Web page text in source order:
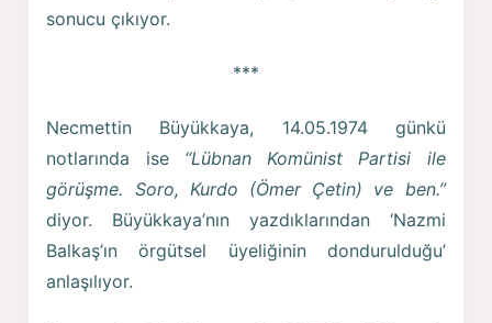
sonucu çıkıyor.
***
Necmettin Büyükkaya, 14.05.1974 günkü
notlarında ise “Lübnan Komünist Partisi ile
görüşme. Soro, Kurdo (Ömer Çetin) ve ben.”
diyor. Büyükkaya’nın yazdıklarından ‘Nazmi
Balkaş’ın örgütsel üyeliğinin dondurulduğu’
anlaşılıyor.